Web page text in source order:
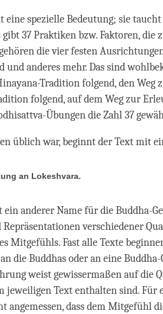
eine spezielle Bedeutung; sie
gibt 37 Praktiken bzw. Faktoren, die
die vier festen
und anderes mehr. Das sind
Tradition folgend, den Weg
folgend, auf dem Weg zur
Übungen die Zahl 37
üblich war, beginnt der Text mit
an Lokeshvara.
ein anderer Name für die Buddha-
Repräsentationen verschiedener
Mitgefühls. Fast alle Texte
die Buddhas oder an eine
weist gewissermaßen auf die
jeweiligen Text enthalten sind. Für
angemessen, dass dem Mitgefühl